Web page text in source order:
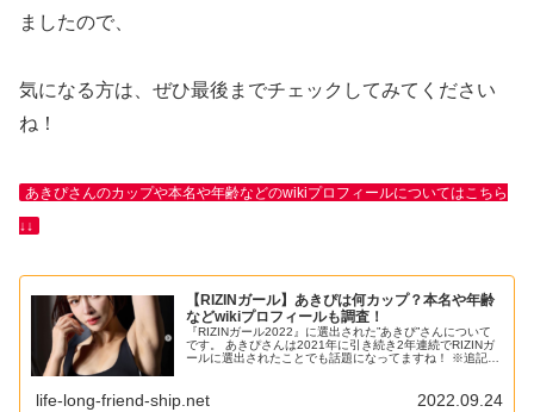
ましたので、
気になる方は、ぜひ最後までチェックしてみてください
ね！
あきぴさんのカップや本名や年齢などのwikiプロフィールについてはこちら
↓↓
【RIZINガール】あきぴは何カップ？本名や年齢
などwikiプロフィールも調査！
『RIZINガール2022』に選出された”あきぴ”さんについて
です。 あきぴさんは2021年に引き続き2年連続でRIZINガ
ールに選出されたことでも話題になってますね！ ※追記
life-long-friend-ship.net 2022.09.24